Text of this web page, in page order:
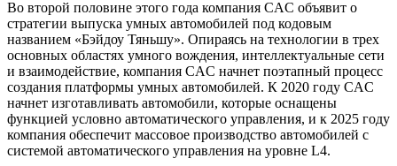
Во второй половине этого года компания CAC объявит о
стратегии выпуска умных автомобилей под кодовым
названием «Бэйдоу Тяньшу». Опираясь на технологии в трех
основных областях умного вождения, интеллектуальные сети
и взаимодействие, компания CAC начнет поэтапный процесс
создания платформы умных автомобилей. К 2020 году CAC
начнет изготавливать автомобили, которые оснащены
функцией условно автоматического управления, и к 2025 году
компания обеспечит массовое производство автомобилей с
системой автоматического управления на уровне L4.